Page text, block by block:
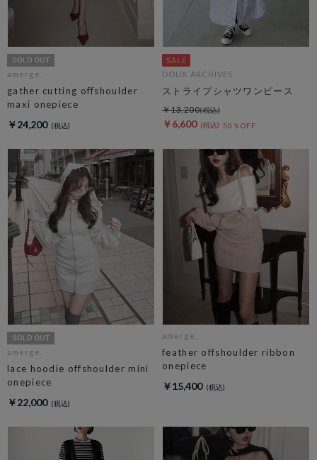
amerge.
gather cutting offshoulder
maxi onepiece
￥24,200
DOUX ARCHIVES
ストライプシャツワンピース
￥6,600 50％OFF
￥13,200
amerge.
lace hoodie offshoulder mini
onepiece
￥22,000
amerge.
feather offshoulder ribbon
onepiece
￥15,400